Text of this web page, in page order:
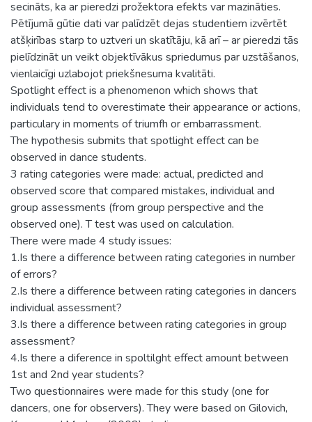
secināts, ka ar pieredzi prožektora efekts var mazināties.
Pētījumā gūtie dati var palīdzēt dejas studentiem izvērtēt
atšķirības starp to uztveri un skatītāju, kā arī – ar pieredzi tās
pielīdzināt un veikt objektīvākus spriedumus par uzstāšanos,
vienlaicīgi uzlabojot priekšnesuma kvalitāti.
Spotlight effect is a phenomenon which shows that
individuals tend to overestimate their appearance or actions,
particulary in moments of triumfh or embarrassment.
The hypothesis submits that spotlight effect can be
observed in dance students.
3 rating categories were made: actual, predicted and
observed score that compared mistakes, individual and
group assessments (from group perspective and the
observed one). T test was used on calculation.
There were made 4 study issues:
1.Is there a difference between rating categories in number
of errors?
2.Is there a difference between rating categories in dancers
individual assessment?
3.Is there a difference between rating categories in group
assessment?
4.Is there a diference in spoltilght effect amount between
1st and 2nd year students?
Two questionnaires were made for this study (one for
dancers, one for observers). They were based on Gilovich,